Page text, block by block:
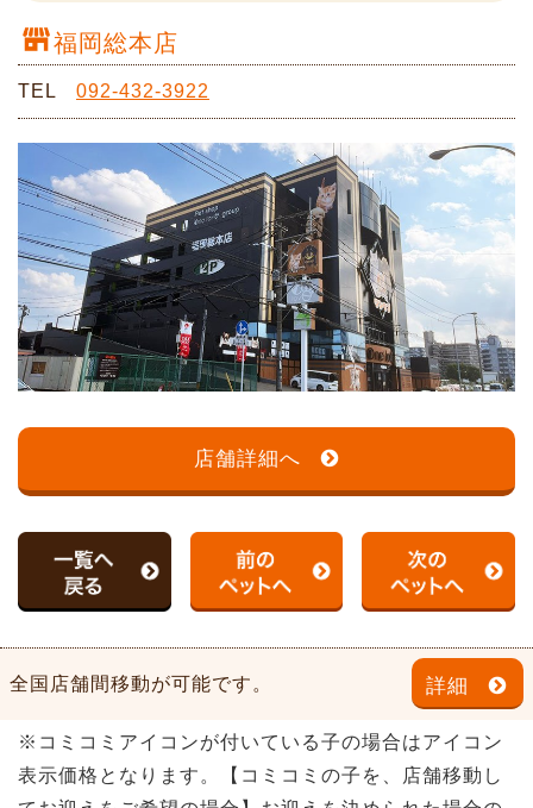
福岡総本店
TEL 092-432-3922
店舗詳細へ
全国店舗間移動が可能です。 詳細
※コミコミアイコンが付いている子の場合はアイコン
表示価格となります。【コミコミの子を、店舗移動し